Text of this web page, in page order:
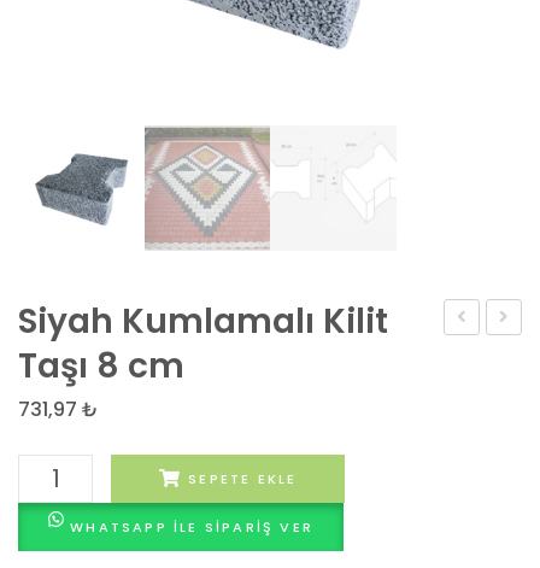
Siyah Kumlamalı Kilit
Taşı 8 cm
731,97 ₺
Siyah
Kumlamalı
SEPETE EKLE
WHATSAPP ILE SIPARIŞ VER